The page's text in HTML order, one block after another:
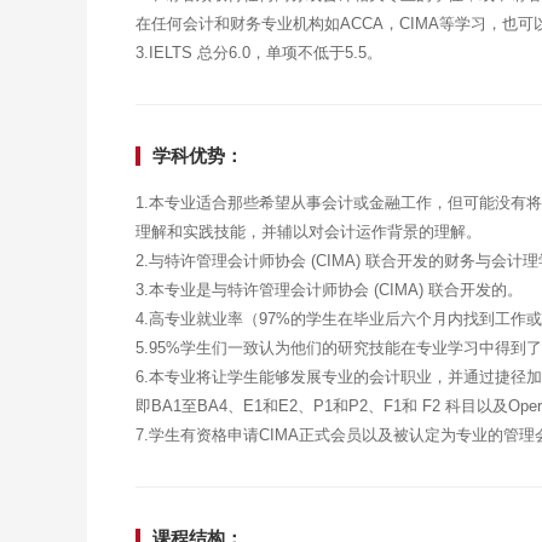
在任何会计和财务专业机构如ACCA，CIMA等学习，也
3.IELTS 总分6.0，单项不低于5.5。
学科优势：
1.本专业适合那些希望从事会计或金融工作，但可能没有
理解和实践技能，并辅以对会计运作背景的理解。
2.与特许管理会计师协会 (CIMA) 联合开发的财务与会计
3.本专业是与特许管理会计师协会 (CIMA) 联合开发的。
4.高专业就业率（97%的学生在毕业后六个月内找到工作
5.95%学生们一致认为他们的研究技能在专业学习中得到
6.本专业将让学生能够发展专业的会计职业，并通过捷径
即BA1至BA4、E1和E2、P1和P2、F1和 F2 科目以及
7.学生有资格申请CIMA正式会员以及被认定为专业的管理
课程结构：